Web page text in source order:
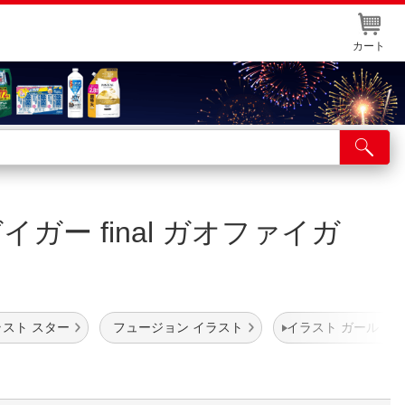
カート
ントカードWEB登録
ガー final ガオファイガ
スト スター フュージョン イラスト イラスト ガール